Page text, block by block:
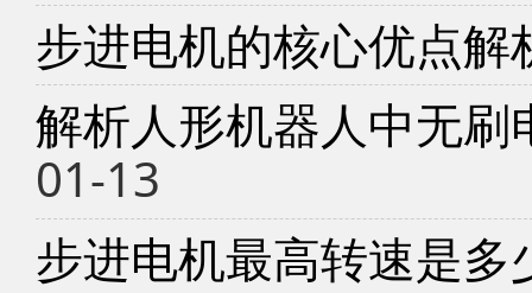
步进电机的核心优点解
解析人形机器人中无
01-13
步进电机最高转速是多